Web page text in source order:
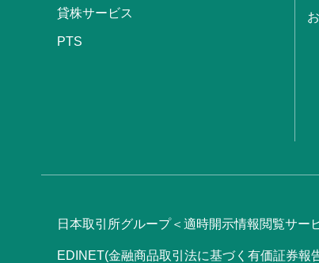
貸株サービス
PTS
日本取引所グループ＜適時開示情報閲覧サー
EDINET(金融商品取引法に基づく有価証券